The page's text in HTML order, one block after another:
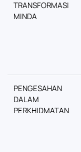
TRANSFORMASI
MINDA
PENGESAHAN
DALAM
PERKHIDMATAN